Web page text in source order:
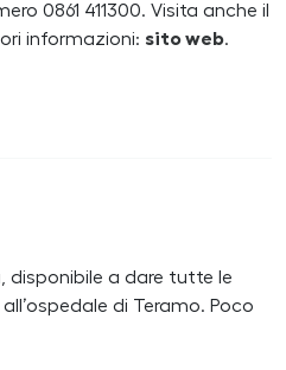
0861 411300. Visita anche il
informazioni: sito web.
disponibile a dare tutte le
di Teramo. Poco